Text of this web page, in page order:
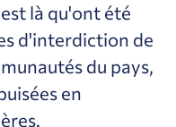
là qu'ont été
d'interdiction de
du pays,
en